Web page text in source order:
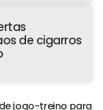
de cigarros
jogo-treino para